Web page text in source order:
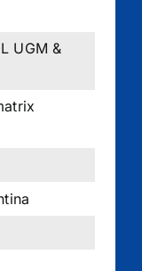
UGM &